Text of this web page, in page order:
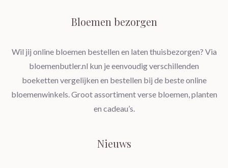
Bloemen bezorgen
Wil jij online bloemen bestellen en laten thuisbezorgen? Via
bloemenbutler.nl kun je eenvoudig verschillenden
boeketten vergelijken en bestellen bij de beste online
bloemenwinkels. Groot assortiment verse bloemen, planten
en cadeau’s.
Nieuws